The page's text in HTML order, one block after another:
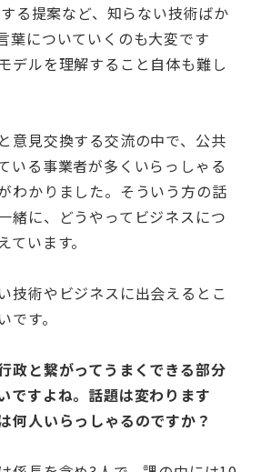
る提案など、知らない技術ばか
葉についていくのも大変です
デルを理解すること自体も難し
意見交換する交流の中で、公共
いる事業者が多くいらっしゃる
わかりました。そういう方の話
緒に、どうやってビジネスにつ
います。
技術やビジネスに出会えるとこ
です。
政と繋がってうまくできる部分
ですよね。話題は変わります
何人いらっしゃるのですか？